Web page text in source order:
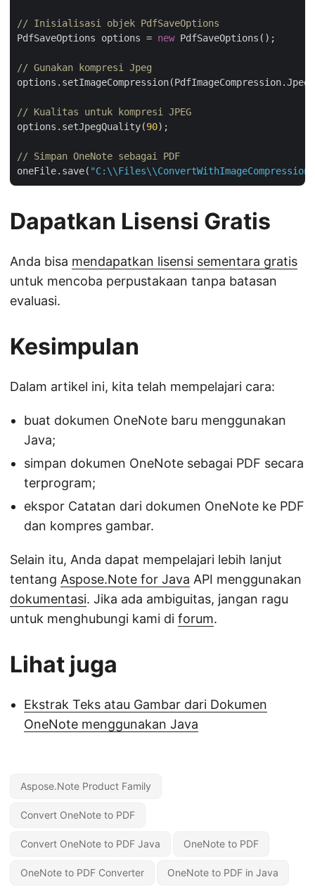
// Inisialisasi objek PdfSaveOptions
PdfSaveOptions options = new PdfSaveOptions();
// Gunakan kompresi Jpeg
// Kualitas untuk kompresi JPEG
options.setJpegQuality(90);
// Simpan OneNote sebagai PDF
oneFile.save(
Dapatkan Lisensi Gratis
Anda bisa mendapatkan lisensi sementara gratis
untuk mencoba perpustakaan tanpa batasan
evaluasi.
Kesimpulan
Dalam artikel ini, kita telah mempelajari cara:
buat dokumen OneNote baru menggunakan
Java;
simpan dokumen OneNote sebagai PDF secara
terprogram;
ekspor Catatan dari dokumen OneNote ke PDF
dan kompres gambar.
Selain itu, Anda dapat mempelajari lebih lanjut
tentang Aspose.Note for Java API menggunakan
dokumentasi. Jika ada ambiguitas, jangan ragu
untuk menghubungi kami di forum.
Lihat juga
Ekstrak Teks atau Gambar dari Dokumen
OneNote menggunakan Java
Aspose.Note Product Family
Convert OneNote to PDF
Convert OneNote to PDF Java OneNote to PDF
OneNote to PDF Converter OneNote to PDF in Java